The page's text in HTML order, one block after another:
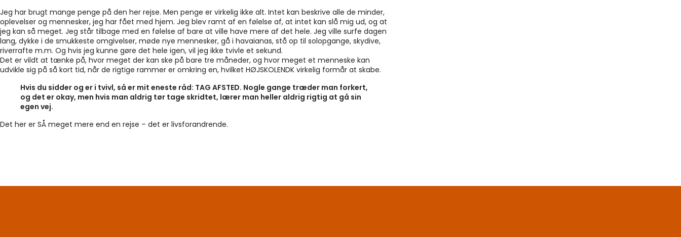
Jeg har brugt mange penge på den her rejse. Men penge er virkelig ikke alt. Intet kan beskrive alle de minder,
oplevelser og mennesker, jeg har fået med hjem. Jeg blev ramt af en følelse af, at intet kan slå mig ud, og at
jeg kan så meget. Jeg står tilbage med en følelse af bare at ville have mere af det hele. Jeg ville surfe dagen
lang, dykke i de smukkeste omgivelser, møde nye mennesker, gå i havaianas, stå op til solopgange, skydive,
riverrafte m.m. Og hvis jeg kunne gøre det hele igen, vil jeg ikke tvivle et sekund.
Det er vildt at tænke på, hvor meget der kan ske på bare tre måneder, og hvor meget et menneske kan
udvikle sig på så kort tid, når de rigtige rammer er omkring en, hvilket HØJSKOLENDK virkelig formår at skabe.
Hvis du sidder og er i tvivl, så er mit eneste råd: TAG AFSTED. Nogle gange træder man forkert,
og det er okay, men hvis man aldrig tør tage skridtet, lærer man heller aldrig rigtig at gå sin
egen vej.
Det her er SÅ meget mere end en rejse – det er livsforandrende.